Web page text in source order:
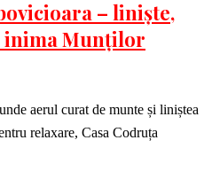
– liniște,
inima Munților
aerul curat de munte și liniștea
relaxare, Casa Codruța